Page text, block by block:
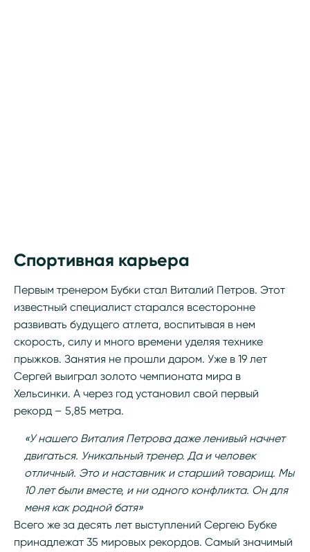
Спортивная карьера
Первым тренером Бубки стал Виталий Петров. Этот
известный специалист старался всесторонне
развивать будущего атлета, воспитывая в нем
скорость, силу и много времени уделяя технике
прыжков. Занятия не прошли даром. Уже в 19 лет
Сергей выиграл золото чемпионата мира в
Хельсинки. А через год установил свой первый
рекорд – 5,85 метра.
«У нашего Виталия Петрова даже ленивый начнет
двигаться. Уникальный тренер. Да и человек
отличный. Это и наставник и старший товарищ. Мы
10 лет были вместе, и ни одного конфликта. Он для
меня как родной батя»
Всего же за десять лет выступлений Сергею Бубке
принадлежат 35 мировых рекордов. Самый значимый